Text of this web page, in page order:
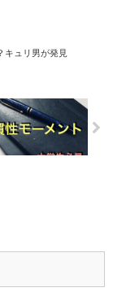
キュリ男が発見